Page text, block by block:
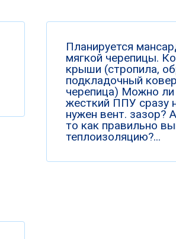
Планируется
мягкой черепицы.
крыши (стропила,
подкладочный
черепица) Можно ли
жесткий ППУ сразу
нужен вент. зазор?
то как правильно
теплоизоляцию?...